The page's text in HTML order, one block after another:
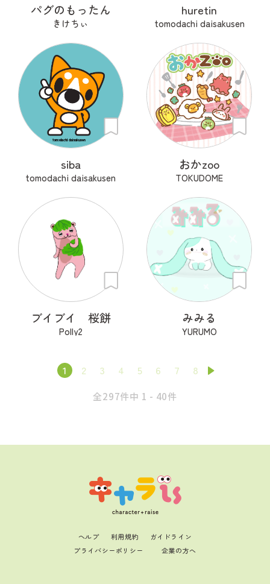
パグのもったん
きけちぃ
huretin
tomodachi daisakusen
siba
tomodachi daisakusen
おかzoo
TOKUDOME
ブイブイ 桜餅
Polly2
みみる
YURUMO
1 2 3 4 5 6 7 8
全297件中 1 - 40件
ヘルプ 利用規約
ガイドライン
プライバシーポリシー
企業の方へ